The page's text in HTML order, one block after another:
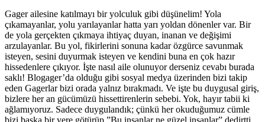
Gager ailesine katılmayı bir yolculuk gibi düşünelim! Yola
çıkamayanlar, yolu yarılayanlar hatta yarı yoldan dönenler var. Bir
de yola gerçekten çıkmaya ihtiyaç duyan, inanan ve değişimi
arzulayanlar. Bu yol, fikirlerini sonuna kadar özgürce savunmak
isteyen, sesini duyurmak isteyen ve kendini buna en çok hazır
hissedenlere çıkıyor. İşte nasıl aile olunuyor derseniz cevabı burada
saklı! Blogager’da olduğu gibi sosyal medya üzerinden bizi takip
eden Gagerlar bizi orada yalnız bırakmadı. Ve işte bu duygusal giriş,
bizlere her an gücümüzü hissettirenlerin sebebi. Yok, hayır tabii ki
ağlamıyoruz. Sadece duygulandık; çünkü her okuduğumuz cümle